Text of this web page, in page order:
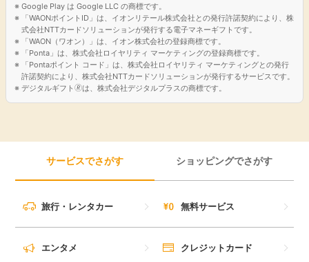
アンケート
ゲーム
買い物
引っ越し
買取・査定
学び
美容・健康
月額有料サービス
Google Play は Google LLC の商標です。
「WAONポイントID」は、イオンリテール株式会社との発行許諾契約により、株
式会社NTTカードソリューションが発行する電子マネーギフトです。
「WAON（ワオン）」は、イオン株式会社の登録商標です。
「Ponta」は、株式会社ロイヤリティ マーケティングの登録商標です。
「Pontaポイント コード」は、株式会社ロイヤリティ マーケティングとの発行
許諾契約により、株式会社NTTカードソリューションが発行するサービスです。
デジタルギフト🄬は、株式会社デジタルプラスの商標です。
サービスでさがす ショッピングでさがす
旅行・レンタカー 無料サービス
エンタメ クレジットカード